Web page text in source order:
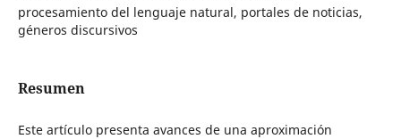
procesamiento del lenguaje natural, portales de noticias,
géneros discursivos
Resumen
Este artículo presenta avances de una aproximación